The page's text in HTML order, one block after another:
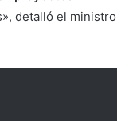
detalló el ministro